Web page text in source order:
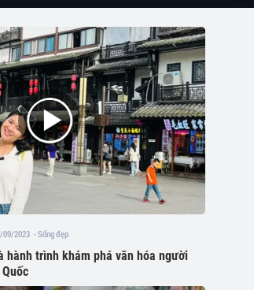
09/2023 - Sống đẹp
hành trình khám phá văn hóa người